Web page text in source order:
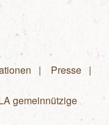
Presse
gemeinnützige